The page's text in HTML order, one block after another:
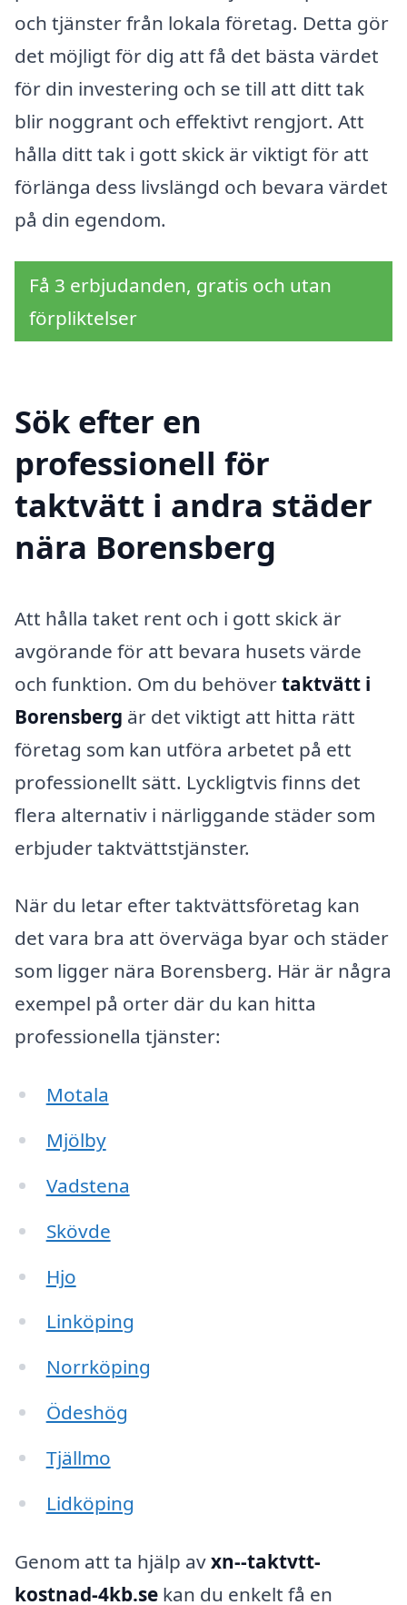
och tjänster från lokala företag. Detta gör
det möjligt för dig att få det bästa värdet
för din investering och se till att ditt tak
blir noggrant och effektivt rengjort. Att
hålla ditt tak i gott skick är viktigt för att
förlänga dess livslängd och bevara värdet
på din egendom.
Få 3 erbjudanden, gratis och utan
förpliktelser
Sök efter en
professionell för
taktvätt i andra städer
nära Borensberg
Att hålla taket rent och i gott skick är
avgörande för att bevara husets värde
och funktion. Om du behövertaktvätt i
Borensberg är det viktigt att hitta rätt
företag som kan utföra arbetet på ett
professionellt sätt. Lyckligtvis finns det
flera alternativ i närliggande städer som
erbjuder taktvättstjänster.
När du letar efter taktvättsföretag kan
det vara bra att överväga byar och städer
som ligger nära Borensberg. Här är några
exempel på orter där du kan hitta
professionella tjänster:
Motala
Mjölby
Vadstena
Skövde
Hjo
Linköping
Norrköping
Ödeshög
Tjällmo
Lidköping
Genom att ta hjälp avxn--taktvtt-
kostnad-4kb.se kan du enkelt få en